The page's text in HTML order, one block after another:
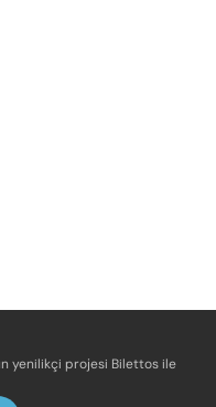
yenilikçi projesi Bilettos ile